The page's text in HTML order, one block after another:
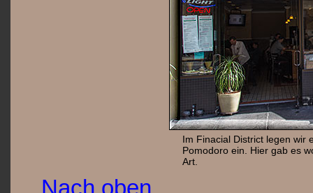
Im Finacial District legen wir
Pomodoro ein. Hier gab es
Art.
Nach oben